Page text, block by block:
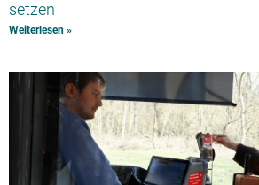
setzen
Weiterlesen »